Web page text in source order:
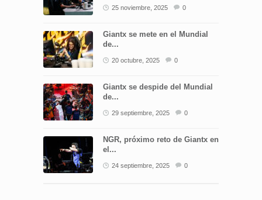
25 noviembre, 2025 0
Giantx se mete en el Mundial
de...
20 octubre, 2025 0
Giantx se despide del Mundial
de...
29 septiembre, 2025 0
NGR, próximo reto de Giantx en
el...
24 septiembre, 2025 0